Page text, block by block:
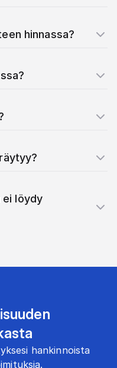
hinnassa?
löydy
hankinnoista